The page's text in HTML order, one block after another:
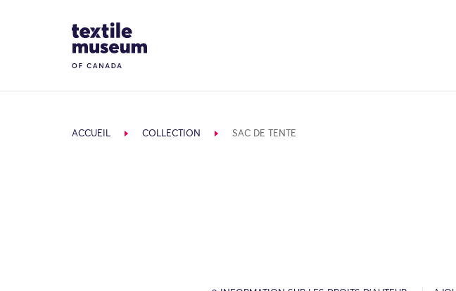
Site Logo
ACCUEIL COLLECTION SAC DE TENTE